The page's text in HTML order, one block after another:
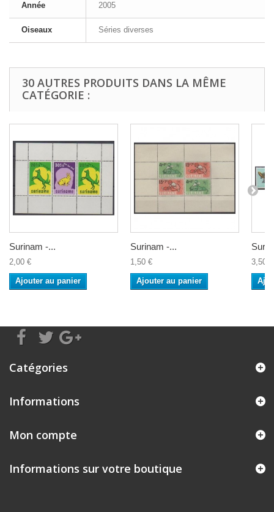
Année 2005
Oiseaux Séries diverses
30 AUTRES PRODUITS DANS LA MÊME
CATÉGORIE :
Surinam -...
2,00 €
Ajouter au panier
Surinam -...
1,50 €
Ajouter au panier
3,50 €
Catégories
Informations
Mon compte
Informations sur votre boutique